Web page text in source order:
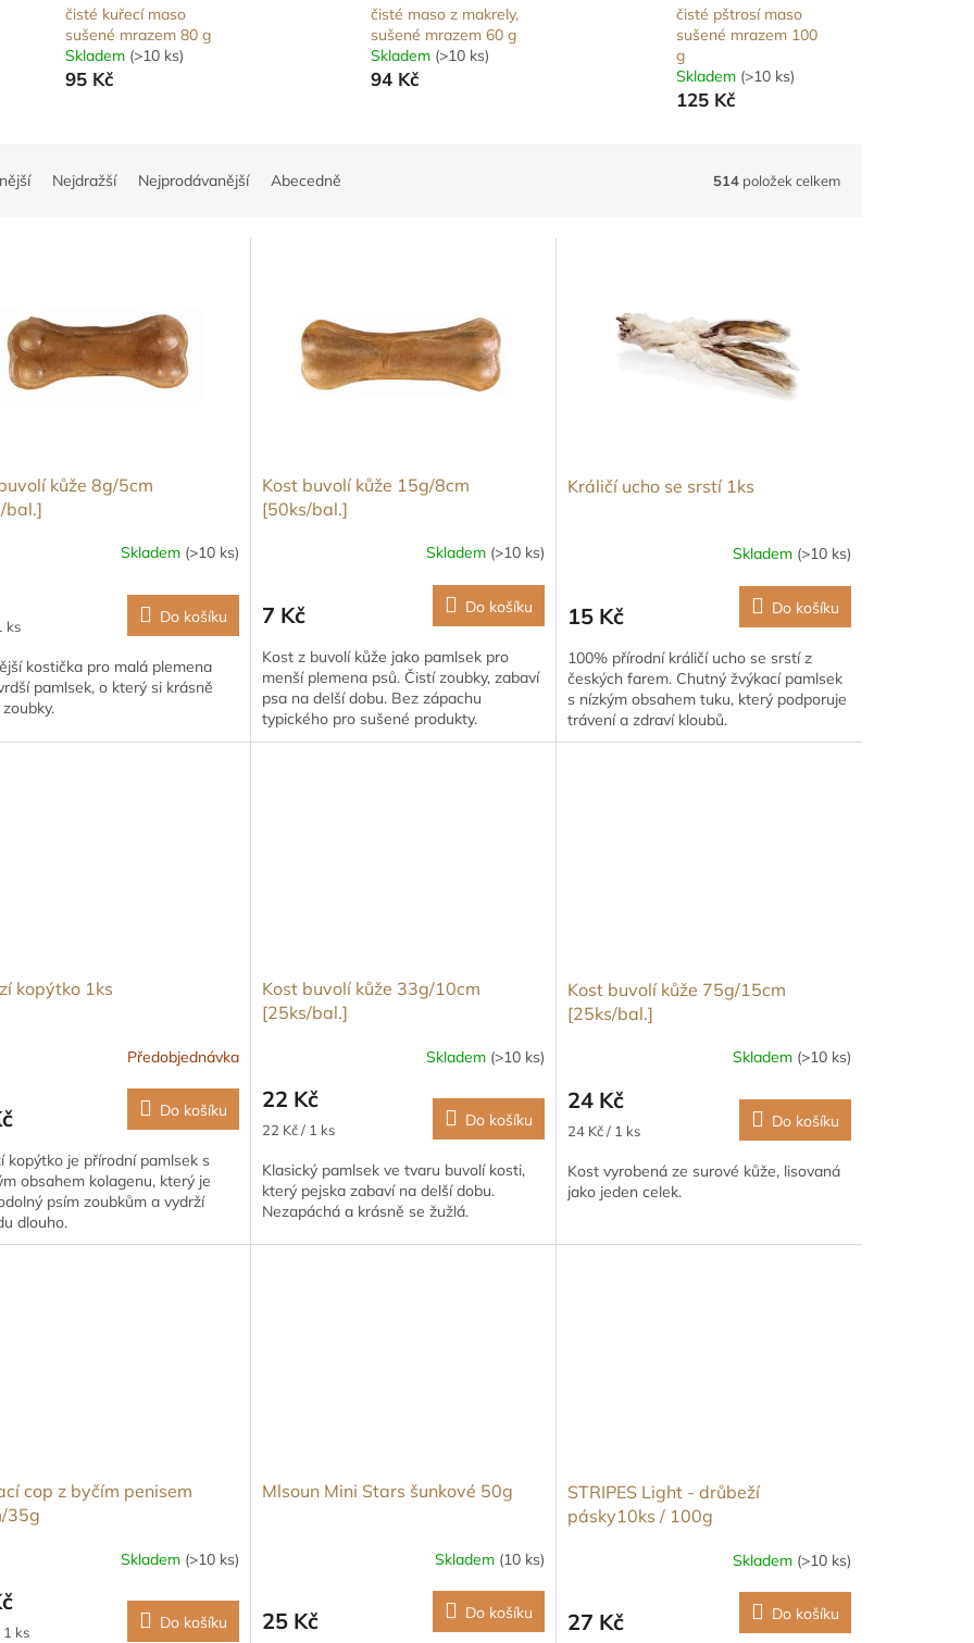
čisté kuřecí maso
sušené mrazem 80 g
Skladem (>10 ks)
95 Kč
čisté maso z makrely,
sušené mrazem 60 g
Skladem (>10 ks)
94 Kč
čisté pštrosí maso
sušené mrazem 100
g
Skladem (>10 ks)
125 Kč
Nejdražší Nejprodávanější Abecedně 514 položek celkem
kůže 8g/5cm
bal.]
Skladem (>10 ks)
ks Do košíku
kostička pro malá plemena
pamlsek, o který si krásně
Kost buvolí kůže 15g/8cm
[50ks/bal.]
Skladem (>10 ks)
7 Kč Do košíku
Kost z buvolí kůže jako pamlsek pro
menší plemena psů. Čistí zoubky, zabaví
psa na delší dobu. Bez zápachu
typického pro sušené produkty.
Králičí ucho se srstí 1ks
Skladem (>10 ks)
15 Kč Do košíku
100% přírodní králičí ucho se srstí z
českých farem. Chutný žvýkací pamlsek
s nízkým obsahem tuku, který podporuje
trávení a zdraví kloubů.
kopýtko 1ks
Předobjednávka
Do košíku
kopýtko je přírodní pamlsek s
obsahem kolagenu, který je
psím zoubkům a vydrží
dlouho.
Kost buvolí kůže 33g/10cm
[25ks/bal.]
Skladem (>10 ks)
22 Kč
Měrná
22 Kč / 1 ks Do košíku
Klasický pamlsek ve tvaru buvolí kosti,
který pejska zabaví na delší dobu.
Nezapáchá a krásně se žužlá.
Kost buvolí kůže 75g/15cm
[25ks/bal.]
Skladem (>10 ks)
24 Kč
Měrná
24 Kč / 1 ks Do košíku
Kost vyrobená ze surové kůže, lisovaná
jako jeden celek.
cop z byčím penisem
35g
Skladem (>10 ks)
1 ks Do košíku
Mlsoun Mini Stars šunkové 50g
Skladem (10 ks)
25 Kč Do košíku
STRIPES Light - drůbeží
pásky10ks / 100g
Skladem (>10 ks)
27 Kč Do košíku